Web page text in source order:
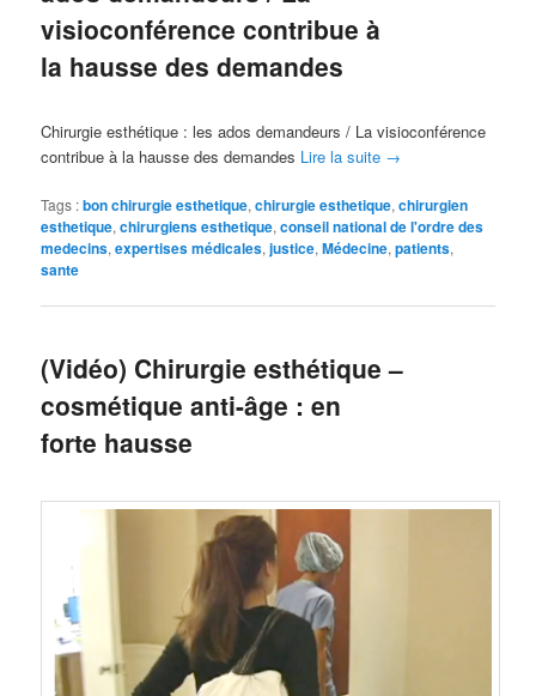
visioconférence contribue à
la hausse des demandes
Chirurgie esthétique : les ados demandeurs / La visioconférence
contribue à la hausse des demandes Lire la suite →
Tags :bon chirurgie esthetique,chirurgie esthetique,chirurgien
esthetique,chirurgiens esthetique,conseil national de l'ordre des
medecins,expertises médicales,justice,Médecine,patients,
sante
(Vidéo) Chirurgie esthétique –
cosmétique anti-âge : en
forte hausse